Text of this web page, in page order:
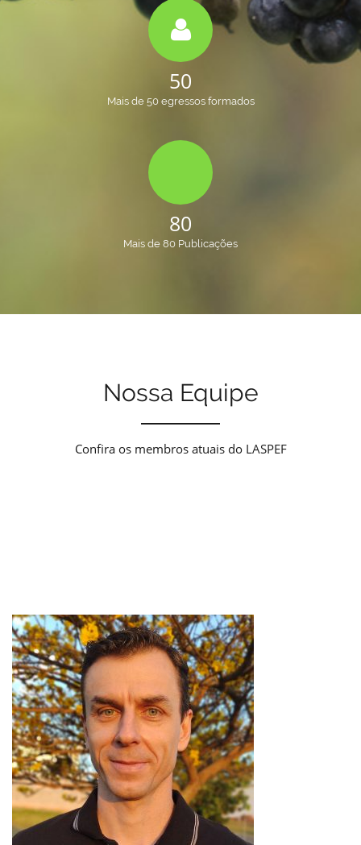
50
Mais de 50 egressos formados
80
Mais de 80 Publicações
Nossa Equipe
Confira os membros atuais do LASPEF